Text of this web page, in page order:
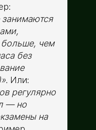
занимаются
больше, чем
без
. Или:
регулярно
— но
на